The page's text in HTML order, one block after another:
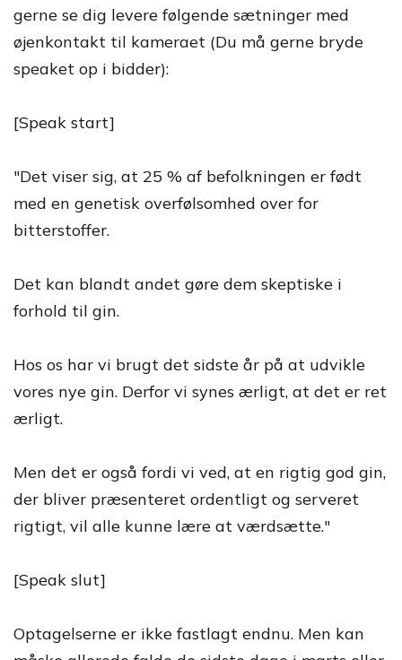
gerne se dig levere følgende sætninger med
øjenkontakt til kameraet (Du må gerne bryde
speaket op i bidder):
[Speak start]
"Det viser sig, at 25 % af befolkningen er født
med en genetisk overfølsomhed over for
bitterstoffer.
Det kan blandt andet gøre dem skeptiske i
forhold til gin.
Hos os har vi brugt det sidste år på at udvikle
vores nye gin. Derfor vi synes ærligt, at det er ret
ærligt.
Men det er også fordi vi ved, at en rigtig god gin,
der bliver præsenteret ordentligt og serveret
rigtigt, vil alle kunne lære at værdsætte."
[Speak slut]
Optagelserne er ikke fastlagt endnu. Men kan